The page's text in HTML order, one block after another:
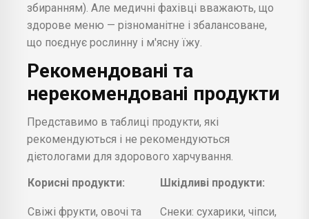
збиранням). Але медичні фахівці вважають, що
здорове меню — різноманітне і збалансоване,
що поєднує рослинну і м'ясну їжу.
Рекомендовані та
нерекомендовані продукти
Представимо в таблиці продукти, які
рекомендуються і не рекомендуються
дієтологами для здорового харчування.
Корисні продукти:
Шкідливі продукти:
Свіжі фрукти, овочі та
Снеки: сухарики, чіпси,